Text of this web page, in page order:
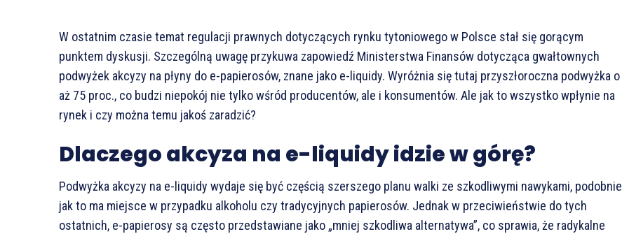
W ostatnim czasie temat regulacji prawnych dotyczących rynku tytoniowego w Polsce stał się gorącym
punktem dyskusji. Szczególną uwagę przykuwa zapowiedź Ministerstwa Finansów dotycząca gwałtownych
podwyżek akcyzy na płyny do e-papierosów, znane jako e-liquidy. Wyróżnia się tutaj przyszłoroczna podwyżka o
aż 75 proc., co budzi niepokój nie tylko wśród producentów, ale i konsumentów. Ale jak to wszystko wpłynie na
rynek i czy można temu jakoś zaradzić?
Dlaczego akcyza na e-liquidy idzie w górę?
Podwyżka akcyzy na e-liquidy wydaje się być częścią szerszego planu walki ze szkodliwymi nawykami, podobnie
jak to ma miejsce w przypadku alkoholu czy tradycyjnych papierosów. Jednak w przeciwieństwie do tych
ostatnich, e-papierosy są często przedstawiane jako „mniej szkodliwa alternatywa”, co sprawia, że radykalne